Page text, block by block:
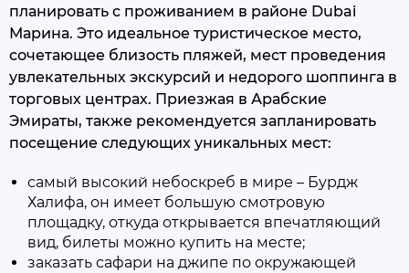
планировать с проживанием в районе Dubai
Марина. Это идеальное туристическое место,
сочетающее близость пляжей, мест проведения
увлекательных экскурсий и недорого шоппинга в
торговых центрах. Приезжая в Арабские
Эмираты, также рекомендуется запланировать
посещение следующих уникальных мест:
самый высокий небоскреб в мире – Бурдж
Халифа, он имеет большую смотровую
площадку, откуда открывается впечатляющий
вид, билеты можно купить на месте;
заказать сафари на джипе по окружающей